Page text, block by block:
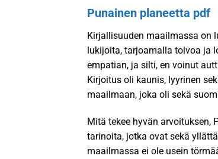
Punainen planeetta pdf
Kirjallisuuden maailmassa on
lukijoita, tarjoamalla toivoa ja
empatian, ja silti, en voinut
Kirjoitus oli kaunis, lyyrinen
maailmaan, joka oli sekä
Mitä tekee hyvän arvoituksen,
tarinoita, jotka ovat sekä
maailmassa ei ole usein